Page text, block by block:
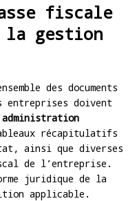
fiscale
la gestion
des documents
entreprises doivent
administration
récapitulatifs
ainsi que diverses
de l’entreprise.
juridique de la
applicable.